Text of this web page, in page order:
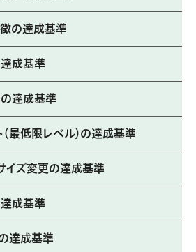
の達成基準
成基準
達成基準
最低限レベル）の達成基準
ズ変更の達成基準
成基準
達成基準